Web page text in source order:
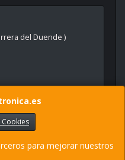
para mejorar nuestros
del Duende )